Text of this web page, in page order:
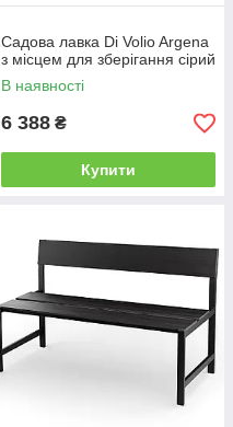
Садова лавка Di Volio Argena
з місцем для зберігання сірий
В наявності
6 388 ₴
Купити